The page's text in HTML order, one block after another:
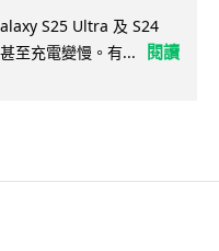
S25 Ultra 及 S24
至充電變慢。有...
閱讀